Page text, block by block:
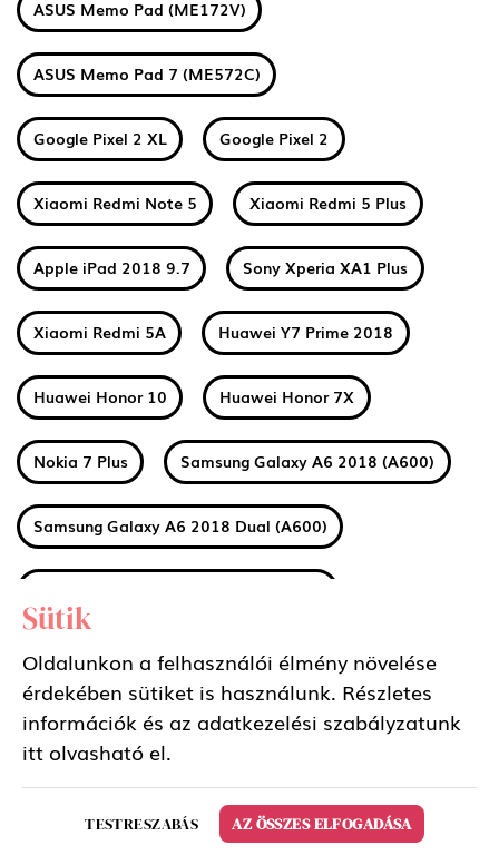
ASUS Memo Pad (ME172V)
ASUS Memo Pad 7 (ME572C)
Google Pixel 2 XL Google Pixel 2
Xiaomi Redmi Note 5 Xiaomi Redmi 5 Plus
Apple iPad 2018 9.7 Sony Xperia XA1 Plus
Xiaomi Redmi 5A Huawei Y7 Prime 2018
Huawei Honor 10 Huawei Honor 7X
Nokia 7 Plus Samsung Galaxy A6 2018 (A600)
Samsung Galaxy A6 2018 Dual (A600)
Samsung Galaxy A6 Plus 2018 Dual (A605)
Huawei MediaPad M5 8.4 LTE
Huawei MediaPad M5 8.4 WIFI
Huawei MediaPad M5 10.8 LTE
Sütik
Oldalunkon a felhasználói élmény növelése
érdekében sütiket is használunk. Részletes
információk és az adatkezelési szabályzatunk
itt olvasható el.
TESTRESZABÁS AZ ÖSSZES ELFOGADÁSA